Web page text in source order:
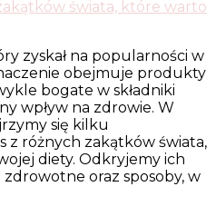
zyskał na popularności w
obejmuje produkty
bogate w składniki
wpływ na zdrowie. W
się kilku
z różnych zakątków świata,
diety. Odkryjemy ich
zdrowotne oraz sposoby, w